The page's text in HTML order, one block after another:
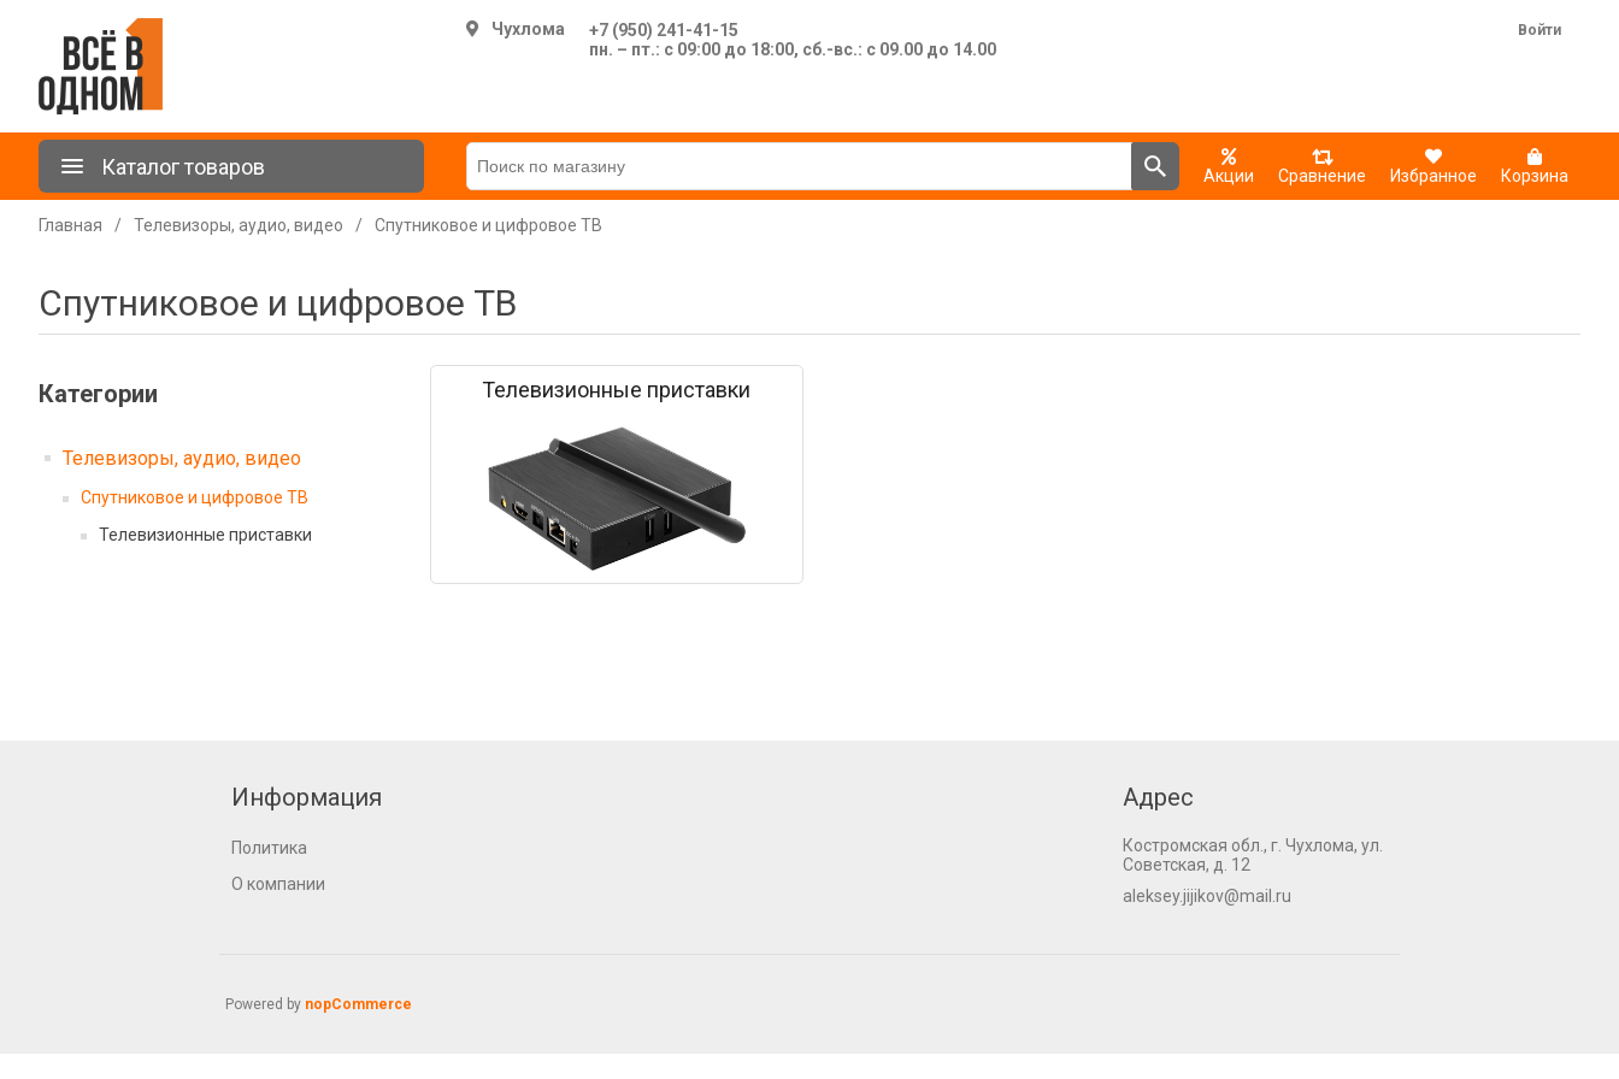
Чухлома
+7 (950) 241-41-15
пн. – пт.: с 09:00 до 18:00, сб.-вс.: с 09.00 до 14.00
Войти
Каталог товаров Акции Сравнение Избранное Корзина
Главная / Телевизоры, аудио, видео / Спутниковое и цифровое ТВ
Спутниковое и цифровое ТВ
Категории
Телевизоры, аудио, видео
Спутниковое и цифровое ТВ
Телевизионные приставки
Телевизионные приставки
Информация
Политика
О компании
Адрес
Костромская обл., г. Чухлома, ул.
Советская, д. 12
aleksey.jijikov@mail.ru
Powered by nopCommerce